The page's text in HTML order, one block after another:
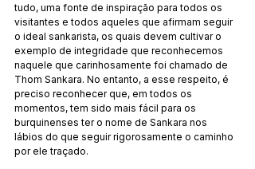
tudo, uma fonte de inspiração para todos os
visitantes e todos aqueles que afirmam seguir
o ideal sankarista, os quais devem cultivar o
exemplo de integridade que reconhecemos
naquele que carinhosamente foi chamado de
Thom Sankara. No entanto, a esse respeito, é
preciso reconhecer que, em todos os
momentos, tem sido mais fácil para os
burquinenses ter o nome de Sankara nos
lábios do que seguir rigorosamente o caminho
por ele traçado.